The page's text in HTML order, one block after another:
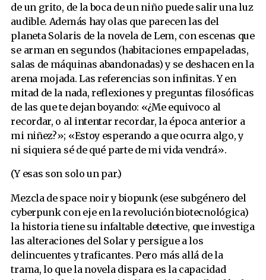
de un grito, de la boca de un niño puede salir una luz
audible. Además hay olas que parecen las del
planeta Solaris de la novela de Lem, con escenas que
se arman en segundos (habitaciones empapeladas,
salas de máquinas abandonadas) y se deshacen en la
arena mojada. Las referencias son infinitas. Y en
mitad de la nada, reflexiones y preguntas filosóficas
de las que te dejan boyando: «¿Me equivoco al
recordar, o al intentar recordar, la época anterior a
mi niñez?»; «Estoy esperando a que ocurra algo, y
ni siquiera sé de qué parte de mi vida vendrá».
(Y esas son solo un par.)
Mezcla de space noir y biopunk (ese subgénero del
cyberpunk con eje en la revolución biotecnológica)
la historia tiene su infaltable detective, que investiga
las alteraciones del Solar y persigue a los
delincuentes y traficantes. Pero más allá de la
trama, lo que la novela dispara es la capacidad